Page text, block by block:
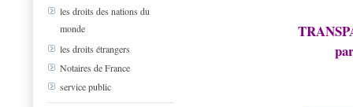
les droits des nations du
monde
les droits étrangers
Notaires de France
service public